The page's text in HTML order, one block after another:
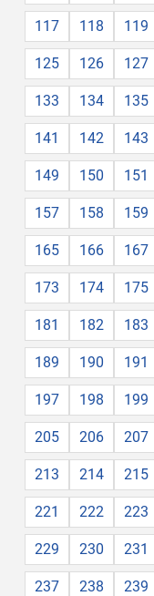
117 118 119
125 126 127
133 134 135
141 142 143
149 150 151
157 158 159
165 166 167
173 174 175
181 182 183
189 190 191
197 198 199
205 206 207
213 214 215
221 222 223
229 230 231
237 238 239